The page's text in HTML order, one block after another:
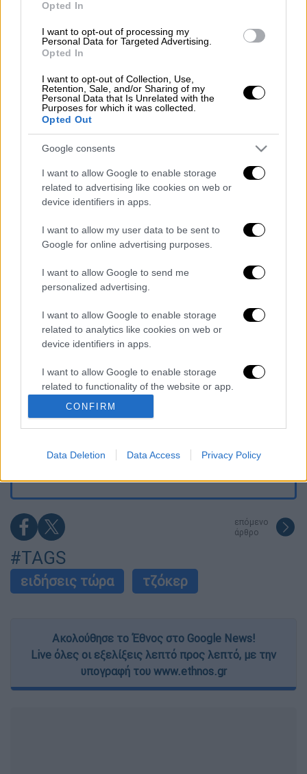
Opted In
I want to opt-out of processing my
Personal Data for Targeted Advertising.
Opted In
I want to opt-out of Collection, Use,
Retention, Sale, and/or Sharing of my
Personal Data that Is Unrelated with the
Purposes for which it was collected.
Opted Out
Google consents
I want to allow Google to enable storage
related to advertising like cookies on web or
device identifiers in apps.
I want to allow my user data to be sent to
Google for online advertising purposes.
I want to allow Google to send me
personalized advertising.
I want to allow Google to enable storage
related to analytics like cookies on web or
device identifiers in apps.
I want to allow Google to enable storage
related to functionality of the website or app.
I want to allow Google to enable storage
related to personalization.
I want to allow Google to enable storage
functionality and fraud prevention, and other
user protection.
CONFIRM
Data Deletion Data Access Privacy Policy
Ανακοινώθηκαν πρωταγωνιστές που
θα λάμψουν στο Γκλάστονμπερι 2025
Πολιτική|06.03.2025 22:09
Χατζηδάκης: Δεν θα επιτρέψουμε να
ζήσει η Ελλάδα τον μύθο του Σισύφου
Οι τυχεροί αριθμοί στη σημερινή κλήρωση
Τζόκερ είναι οι εξής:18, 26, 21, 3, 11 και
Διαβάστε ακόμη
«Στέρεψε» η αγορά από πινακίδες
κυκλοφορίας: Χιλιάδες αυτοκίνητα
παραμένουν αταξινόμητα - Λύση αναζητά
Στη φυλακή ο δήμαρχος Στυλίδας και άλλα
δύο άτομα για τη φωτιά στη Βοιωτία
Επιστροφή στο μέλλον; Τα υπερηχητικά
αεροπλάνα ετοιμάζονται να ξαναπετάξουν -
Αλλά υπάρχει ένα πρόβλημα
φθάνει στο τέλος του – Το Κον Τίκι και οι
περιπέτειές του
επόμενο
άρθρο
#TAGS
ειδήσεις τώρα τζόκερ
Ακολούθησε το Έθνος στο Google News!
Live όλες οι εξελίξεις λεπτό προς λεπτό, με την
υπογραφή του www.ethnos.gr